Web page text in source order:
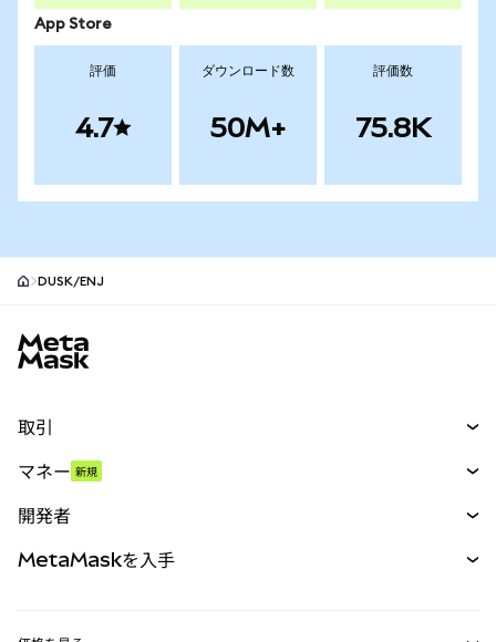
App Store
評価
4.7
ダウンロード数
50M+
評価数
75.8K
DUSK/ENJ
取引
パーペチュアル
RWA
マネー 新規
開発者
MetaMaskを入手